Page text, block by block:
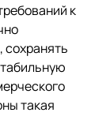
к
такая